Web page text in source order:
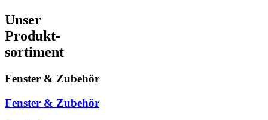
Unser
Produkt-
sortiment
Fenster & Zubehör
Fenster & Zubehör